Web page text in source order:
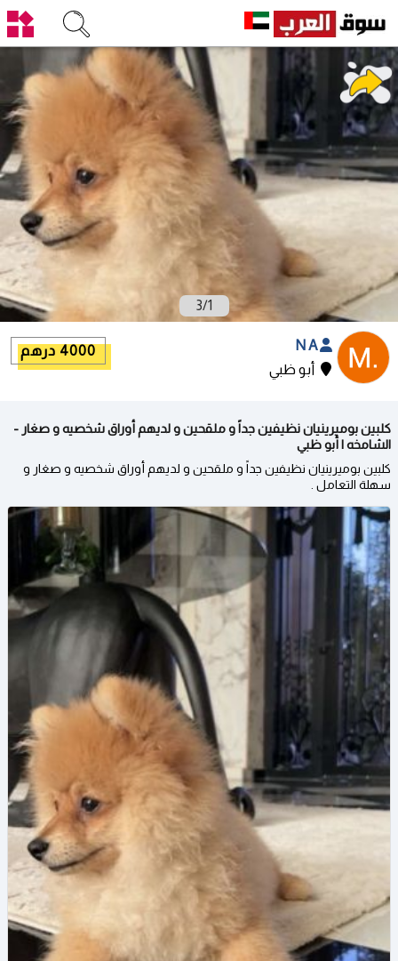
1
/
3
N A
أبو ظبي
4000 درهم
كلبين بوميرينيان نظيفين جداً و ملقحين و لديهم أوراق شخصيه و صغار -
الشامخه | أبو ظبي
كلبين بوميرينيان نظيفين جداً و ملقحين و لديهم أوراق شخصيه و صغار و
سهلة التعامل .